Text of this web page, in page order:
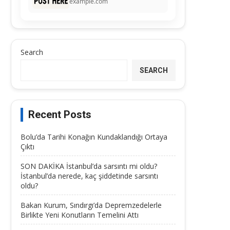
Search
SEARCH
Recent Posts
Bolu’da Tarihi Konağın Kundaklandığı Ortaya
Çıktı
SON DAKİKA İstanbul’da sarsıntı mi oldu?
İstanbul’da nerede, kaç şiddetinde sarsıntı
oldu?
Bakan Kurum, Sındırgı’da Depremzedelerle
Birlikte Yeni Konutların Temelini Attı